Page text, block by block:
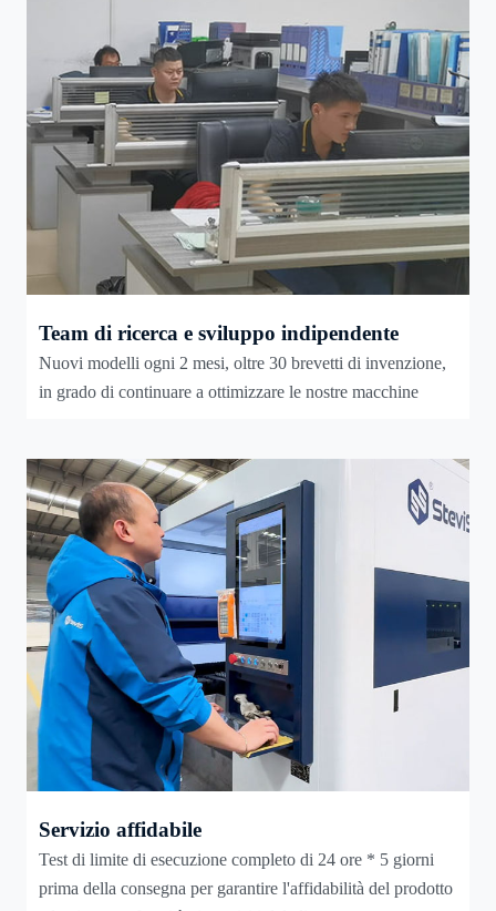
Team di ricerca e sviluppo indipendente
Nuovi modelli ogni 2 mesi, oltre 30 brevetti di invenzione,
in grado di continuare a ottimizzare le nostre macchine
Servizio affidabile
Test di limite di esecuzione completo di 24 ore * 5 giorni
prima della consegna per garantire l'affidabilità del prodotto